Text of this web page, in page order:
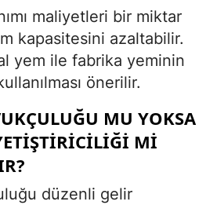
maliyetleri bir miktar
kapasitesini azaltabilir.
yem ile fabrika yeminin
önerilir.
MU YOKSA
MI
düzenli gelir